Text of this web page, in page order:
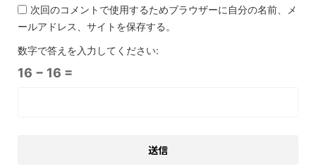
次回のコメントで使用するためブラウザーに自分の名前、メ
ールアドレス、サイトを保存する。
数字で答えを入力してください:
16 − 16 =